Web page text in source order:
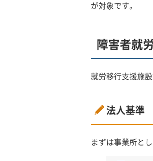
が対象です。
障害者就
就労移行支援施
法人基準
まずは事業所と